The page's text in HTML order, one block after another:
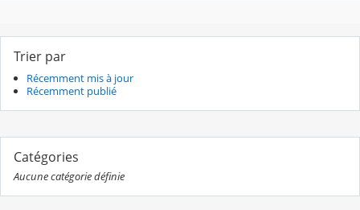
Trier par
Récemment mis à jour
Récemment publié
Catégories
Aucune catégorie définie